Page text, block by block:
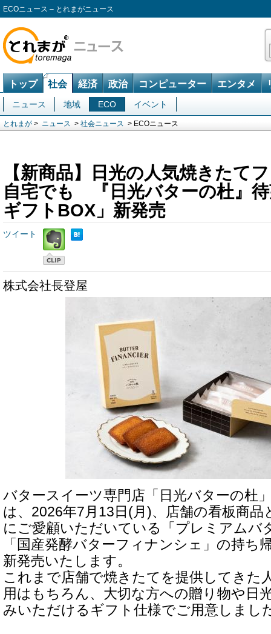
ECOニュース – とれまがニュース
トップ 社会 経済 政治 コンピューター エンタメ
ニュース 地域 ECO イベント
とれまが > ニュース > 社会ニュース > ECOニュース
【新商品】日光の人気焼きたて
自宅でも 『日光バターの杜』
ギフトBOX」新発売
ツイート
株式会社長登屋
バタースイーツ専門店「日光バターの杜
は、2026年7月13日(月)、店舗の看板商
にご愛顧いただいている「プレミアムバ
「国産発酵バターフィナンシェ」の持ち
新発売いたします。
これまで店舗で焼きたてを提供してきた
用はもちろん、大切な方への贈り物や日
みいただけるギフト仕様でご用意しまし